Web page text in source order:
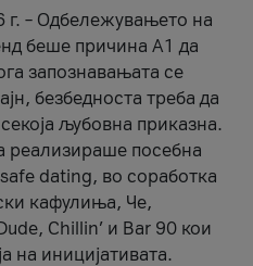
г. – Одбележувањето на
беше причина А1 да
запознавањата се
безбедноста треба да
љубовна приказна.
реализираше посебна
dating, во соработка
кафулиња, Че,
Chillin’ и Bar 90 кои
на иницијативата.